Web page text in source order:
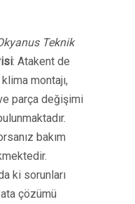
Teknik
: Atakent de
montajı,
parça değişimi
bakım
ki sorunları
çözümü